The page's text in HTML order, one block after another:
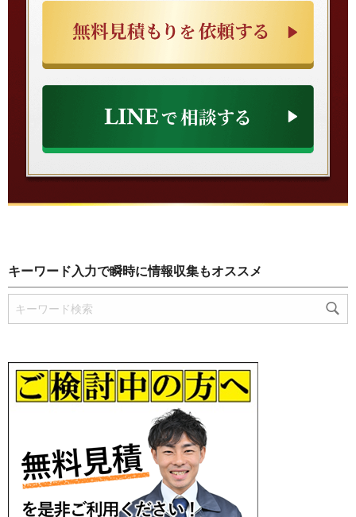
キーワード入力で瞬時に情報収集もオススメ